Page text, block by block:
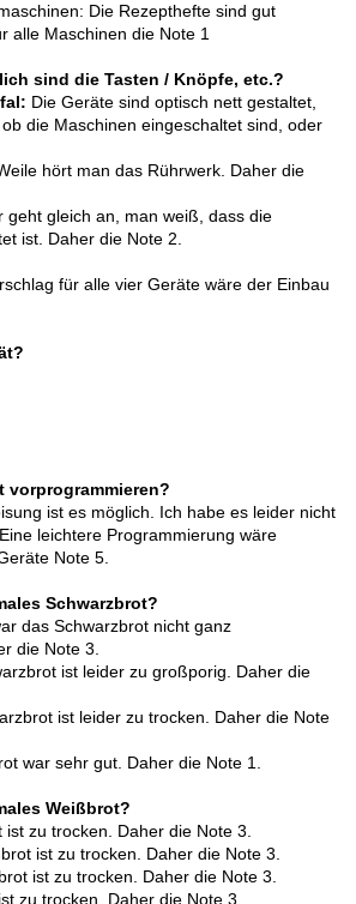
Die Rezepthefte sind gut
alle Maschinen die Note 1
sind die Tasten / Knöpfe, etc.?
Die Geräte sind optisch nett gestaltet,
die Maschinen eingeschaltet sind, oder
hört man das Rührwerk. Daher die
geht gleich an, man weiß, dass die
ist. Daher die Note 2.
für alle vier Geräte wäre der Einbau
vorprogrammieren?
ist es möglich. Ich habe es leider nicht
leichtere Programmierung wäre
Note 5.
Schwarzbrot?
das Schwarzbrot nicht ganz
die Note 3.
ist leider zu großporig. Daher die
ist leider zu trocken. Daher die Note
war sehr gut. Daher die Note 1.
Weißbrot?
ist zu trocken. Daher die Note 3.
ist zu trocken. Daher die Note 3.
ist zu trocken. Daher die Note 3.
zu trocken. Daher die Note 3.